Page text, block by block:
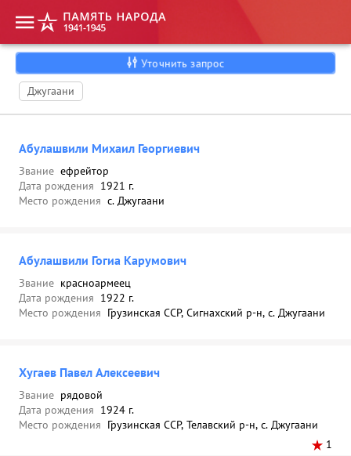
Уточнить запрос
Джугаани
Абулашвили Михаил Георгиевич
Звание ефрейтор
Дата рождения 1921 г.
Место рождения с. Джугаани
Абулашвили Гогиа Карумович
Звание красноармеец
Дата рождения 1922 г.
Место рождения Грузинская ССР, Сигнахский р-н, с. Джугаани
Хугаев Павел Алексеевич
Звание рядовой
Дата рождения 1924 г.
Место рождения Грузинская ССР, Телавский р-н, с. Джугаани
1